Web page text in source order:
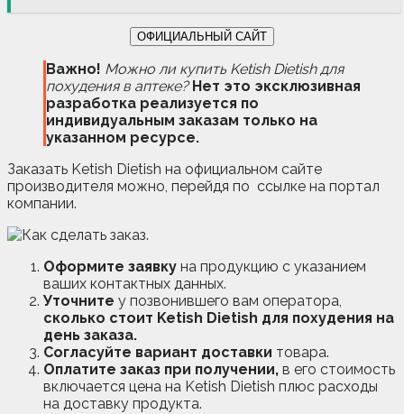
ОФИЦИАЛЬНЫЙ САЙТ
Важно! Можно ли купить Ketish Dietish для
похудения в аптеке? Нет это эксклюзивная
разработка реализуется по
индивидуальным заказам только на
указанном ресурсе.
Заказать Ketish Dietish на официальном сайте
производителя можно, перейдя по ссылке на портал
компании.
Оформите заявку на продукцию с указанием
ваших контактных данных.
Уточните у позвонившего вам оператора,
сколько стоит Ketish Dietish для похудения на
день заказа.
Согласуйте вариант доставки товара.
Оплатите заказ при получении, в его стоимость
включается цена на Ketish Dietish плюс расходы
на доставку продукта.